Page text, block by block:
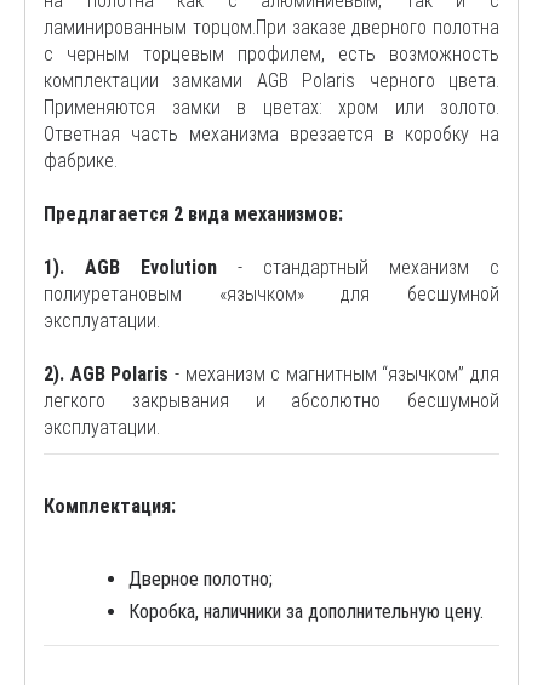
ламинированным торцом.При заказе дверного полотна
с черным торцевым профилем, есть возможность
комплектации замками AGB Polaris черного цвета.
Применяются замки в цветах: хром или золото.
Ответная часть механизма врезается в коробку на
фабрике.
Предлагается 2 вида механизмов:
1). AGB Evolution - стандартный механизм с
полиуретановым «язычком» для бесшумной
эксплуатации.
2). AGB Polaris - механизм с магнитным “язычком” для
легкого закрывания и абсолютно бесшумной
эксплуатации.
Комплектация:
Дверное полотно;
Коробка, наличники за дополнительную цену.